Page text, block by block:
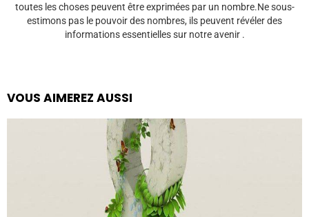
toutes les choses peuvent être exprimées par un nombre.Ne sous-
estimons pas le pouvoir des nombres, ils peuvent révéler des
informations essentielles sur notre avenir .
VOUS AIMEREZ AUSSI